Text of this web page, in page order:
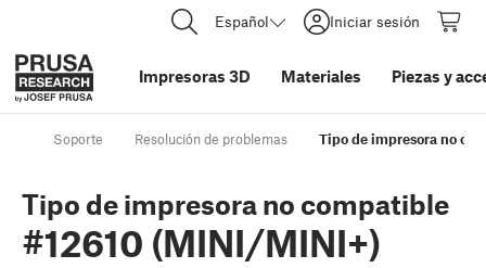
Español Iniciar sesión
Impresoras 3D Materiales Piezas y
Soporte Resolución de problemas Tipo de impresora no
Tipo de impresora no compatible
#12610 (MINI/MINI+)